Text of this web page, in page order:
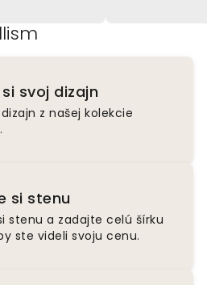
svoj dizajn
z našej kolekcie
si stenu
stenu a zadajte celú šírku
ste videli svoju cenu.